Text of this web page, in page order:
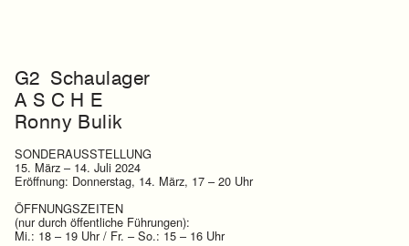
G2 Schaulager
A S C H E
Ronny Bulik
SONDERAUSSTELLUNG
15. März – 14. Juli 2024
Eröffnung: Donnerstag, 14. März, 17 – 20 Uhr
ÖFFNUNGSZEITEN
(nur durch öffentliche Führungen):
Mi.: 18 – 19 Uhr / Fr. – So.: 15 – 16 Uhr